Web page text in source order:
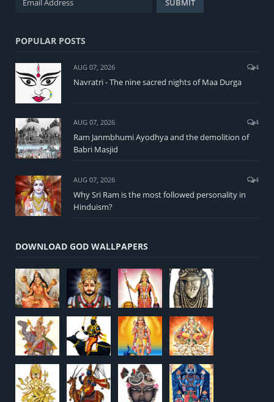
POPULAR POSTS
AUG 07, 2026 4
Navratri - The nine sacred nights of Maa Durga
AUG 07, 2026 4
Ram Janmbhumi Ayodhya and the demolition of
Babri Masjid
AUG 07, 2026 4
Why Sri Ram is the most followed personality in
Hinduism?
DOWNLOAD GOD WALLPAPERS